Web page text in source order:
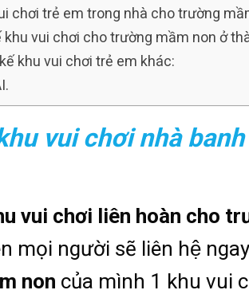
chơi trẻ em trong nhà cho trường
vui chơi cho trường mầm non ở
khu vui chơi trẻ em khác:
vui chơi nhà
vui chơi liên hoàn cho
mọi người sẽ liên hệ
non của mình 1 khu vui